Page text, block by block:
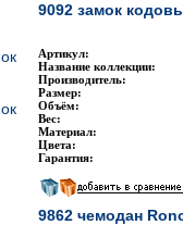
9092 замок
Артикул:
Название коллекции:
Производитель:
Размер:
Объём:
Вес:
Материал:
Цвета:
Гарантия:
9862 чемодан